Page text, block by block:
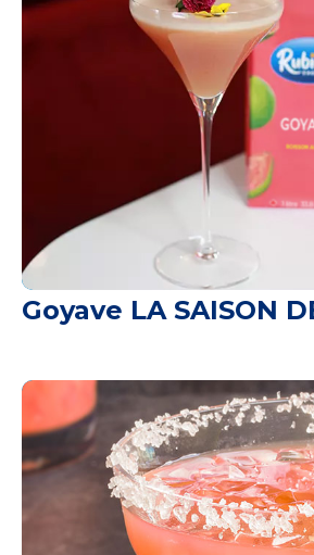
Goyave LA SAISON